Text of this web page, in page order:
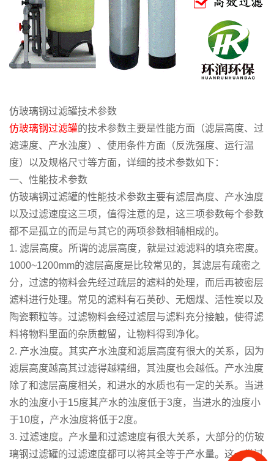
仿玻璃钢过滤罐技术参数
仿玻璃钢过滤罐的技术参数主要是性能方面（滤层高度、过
滤速度、产水浊度）、使用条件方面（反洗强度、运行温
度）以及规格尺寸等方面，详细的技术参数如下：
一、性能技术参数
仿玻璃钢过滤罐的性能技术参数主要有滤层高度、产水浊度
以及过滤速度这三项，值得注意的是，这三项参数每个参数
都不是孤立的而是与其它的两项参数相辅相成的。
1. 滤层高度。所谓的滤层高度，就是过滤滤料的填充密度。
1000~1200mm的滤层高度是比较常见的，其滤层有疏密之
分，过滤的物料会先经过疏层的滤料的处理，而后再被密层
滤料进行处理。常见的滤料有石英砂、无烟煤、活性炭以及
陶瓷颗粒等。过滤物料会经过滤层与滤料充分接触，使得滤
料将物料里面的杂质截留，让物料得到净化。
2. 产水浊度。其实产水浊度和滤层高度有很大的关系，因为
滤层高度越高其过滤得越精细，其浊度也会越低。产水浊度
除了和滤层高度相关，和进水的水质也有一定的关系。当进
水的浊度小于15度其产水的浊度低于3度，当进水的浊度小
于10度，产水浊度将低于2度。
3. 过滤速度。产水量和过滤速度有很大关系，大部分的仿玻
璃钢过滤罐的过滤速度都可以将其全等于产水量。这一类过